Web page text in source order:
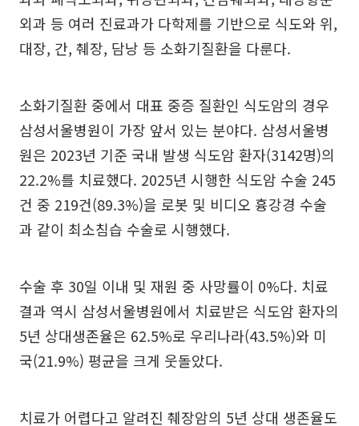
외과 등 여러 진료과가 다학제를 기반으로 식도와 위,
대장, 간, 췌장, 담낭 등 소화기질환을 다룬다.
소화기질환 중에서 대표 중증 질환인 식도암의 경우
삼성서울병원이 가장 앞서 있는 분야다. 삼성서울병
원은 2023년 기준 국내 발생 식도암 환자(3142명)의
22.2%를 치료했다. 2025년 시행한 식도암 수술 245
건 중 219건(89.3%)을 로봇 및 비디오 흉강경 수술
과 같이 최소침습 수술로 시행했다.
수술 후 30일 이내 및 재원 중 사망률이 0%다. 치료
결과 역시 삼성서울병원에서 치료받은 식도암 환자의
5년 상대생존율은 62.5%로 우리나라(43.5%)와 미
국(21.9%) 평균을 크게 웃돌았다.
치료가 어렵다고 알려진 췌장암의 5년 상대 생존율도